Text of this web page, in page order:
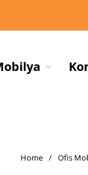
Home / Ofis